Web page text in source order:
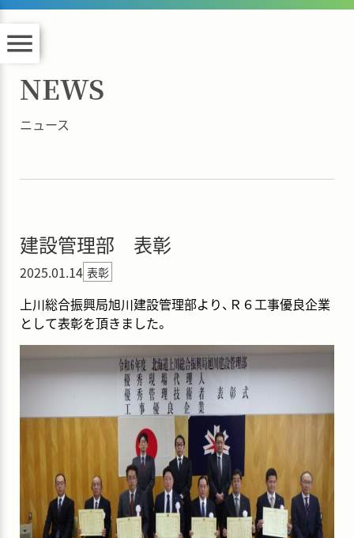
menu
NEWS
ニュース
建設管理部 表彰
2025.01.14 表彰
上川総合振興局旭川建設管理部より、Ｒ６工事優良企業
として表彰を頂きました。